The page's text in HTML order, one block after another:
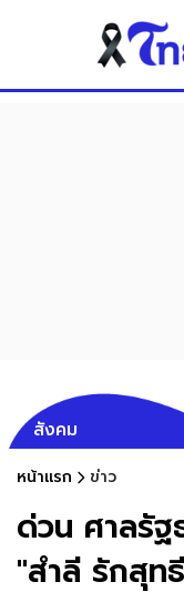
สังคม
หน้าแรก ข่าว
ด่วน ศาลรั
"สำลี รักสุท